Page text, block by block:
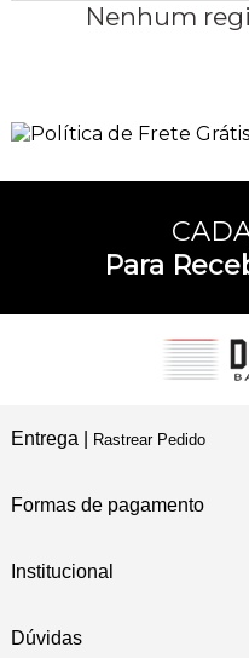
Nenhum
Para
Entrega | Rastrear Pedido
Formas de pagamento
Institucional
Dúvidas